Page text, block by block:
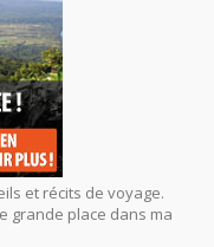
et récits de voyage.
grande place dans ma